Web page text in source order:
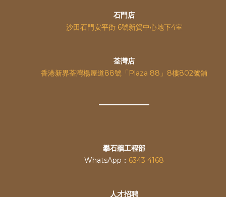
石門店
沙田石門安平街 6號新貿中心地下4室
荃灣店
香港新界荃灣楊屋道88號「Plaza 88」8樓802號舖
攀石牆工程部
WhatsApp： 6343 4168
人才招聘